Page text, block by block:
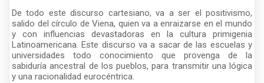
De todo este discurso cartesiano, va a ser el positivismo,
salido del círculo de Viena, quien va a enraizarse en el mundo
y con influencias devastadoras en la cultura primigenia
Latinoamericana. Este discurso va a sacar de las escuelas y
universidades todo conocimiento que provenga de la
sabiduría ancestral de los pueblos, para transmitir una lógica
y una racionalidad eurocéntrica.